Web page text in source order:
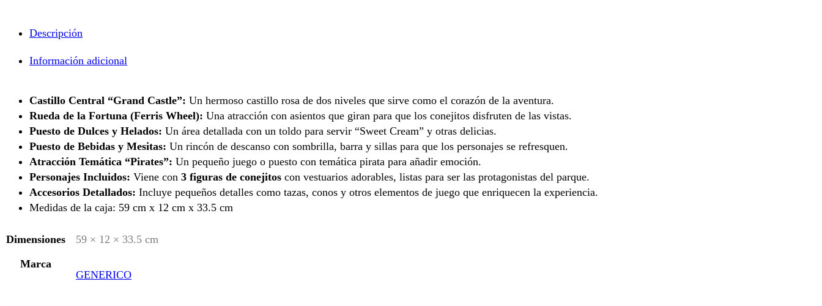
Descripción
Información adicional
Castillo Central “Grand Castle”: Un hermoso castillo rosa de dos niveles que sirve como el corazón de la aventura.
Rueda de la Fortuna (Ferris Wheel): Una atracción con asientos que giran para que los conejitos disfruten de las vistas.
Puesto de Dulces y Helados: Un área detallada con un toldo para servir “Sweet Cream” y otras delicias.
Puesto de Bebidas y Mesitas: Un rincón de descanso con sombrilla, barra y sillas para que los personajes se refresquen.
Atracción Temática “Pirates”: Un pequeño juego o puesto con temática pirata para añadir emoción.
Personajes Incluidos: Viene con 3 figuras de conejitos con vestuarios adorables, listas para ser las protagonistas del parque.
Accesorios Detallados: Incluye pequeños detalles como tazas, conos y otros elementos de juego que enriquecen la experiencia.
Medidas de la caja: 59 cm x 12 cm x 33.5 cm
Dimensiones
59 × 12 × 33.5 cm
Marca
GENERICO